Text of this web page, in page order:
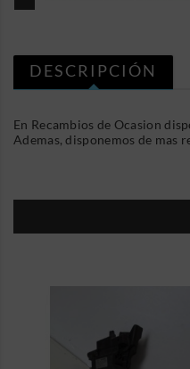
DESCRIPCIÓN
En Recambios de Ocasion
Ademas, disponemos de mas